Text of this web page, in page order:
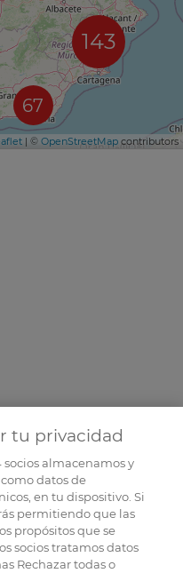
67
143
| © OpenStreetMap contributors
tu privacidad
socios almacenamos y
datos de
en tu dispositivo. Si
permitiendo que las
propósitos que se
socios tratamos datos
Rechazar todas o